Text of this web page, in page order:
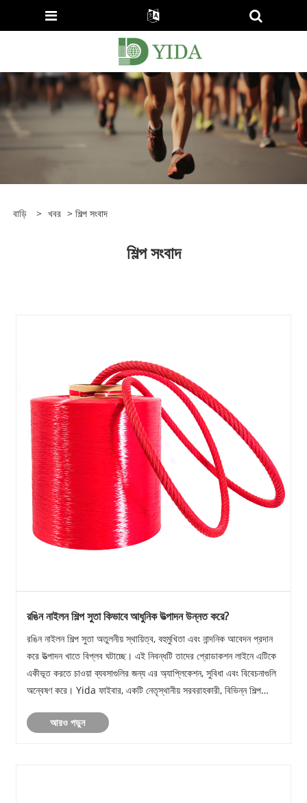
বাড়ি > খবর > শিল্প সংবাদ
শিল্প সংবাদ
রঙিন নাইলন শিল্প সুতা কিভাবে আধুনিক উত্পাদন উন্নত করে?
রঙিন নাইলন শিল্প সুতা অতুলনীয় স্থায়িত্ব, বহুমুখিতা এবং নান্দনিক আবেদন প্রদান
করে উত্পাদন খাতে বিপ্লব ঘটাচ্ছে। এই নিবন্ধটি তাদের প্রোডাকশন লাইনে এটিকে
একীভূত করতে চাওয়া ব্যবসাগুলির জন্য এর অ্যাপ্লিকেশন, সুবিধা এবং বিবেচনাগুলি
অন্বেষণ করে। Yida ফাইবার, একটি নেতৃস্থানীয় সরবরাহকারী, বিভিন্ন শিল্প
আরও পড়ুন